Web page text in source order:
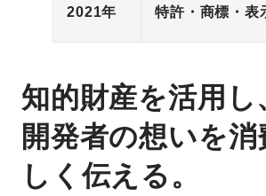
2021年 特許・商標・表
知的財産を活用し
開発者の想いを
しく伝える。